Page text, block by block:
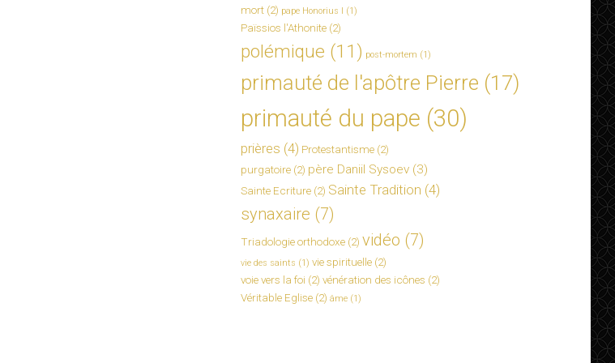
mort (2) pape Honorius I (1)
Païssios l'Athonite (2)
polémique (11) post-mortem (1)
primauté de l'apôtre Pierre (17)
primauté du pape (30)
prières (4) Protestantisme (2)
purgatoire (2) père Daniil Sysoev (3)
Sainte Ecriture (2) Sainte Tradition (4)
synaxaire (7)
Triadologie orthodoxe (2) vidéo (7)
vie des saints (1) vie spirituelle (2)
voie vers la foi (2) vénération des icônes (2)
Véritable Eglise (2) âme (1)